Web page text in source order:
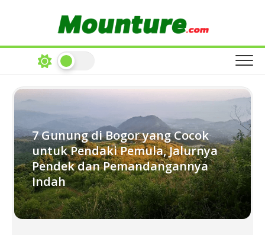
7 Gunung di Bogor yang Cocok
untuk Pendaki Pemula, Jalurnya
Pendek dan Pemandangannya
Indah